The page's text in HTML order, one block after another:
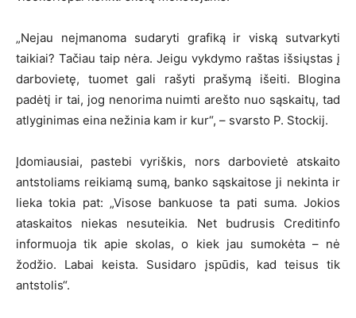
„Nejau neįmanoma sudaryti grafiką ir viską sutvarkyti
taikiai? Tačiau taip nėra. Jeigu vykdymo raštas išsiųstas į
darbovietę, tuomet gali rašyti prašymą išeiti. Blogina
padėtį ir tai, jog nenorima nuimti arešto nuo sąskaitų, tad
atlyginimas eina nežinia kam ir kur“, – svarsto P. Stockij.
Įdomiausiai, pastebi vyriškis, nors darbovietė atskaito
antstoliams reikiamą sumą, banko sąskaitose ji nekinta ir
lieka tokia pat: „Visose bankuose ta pati suma. Jokios
ataskaitos niekas nesuteikia. Net budrusis Creditinfo
informuoja tik apie skolas, o kiek jau sumokėta – nė
žodžio. Labai keista. Susidaro įspūdis, kad teisus tik
antstolis“.